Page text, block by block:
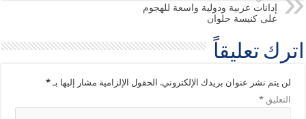
إدانات عربية ودولية واسعة للهجوم
على كنيسة حلوان
اترك تعليقاً
لن يتم نشر عنوان بريدك الإلكتروني. الحقول الإلزامية مشار إليها بـ*
التعليق*